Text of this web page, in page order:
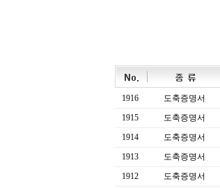
1916 도축증명서
1915
도축증명서
1914
도축증명서
1913
도축증명서
1912
도축증명서